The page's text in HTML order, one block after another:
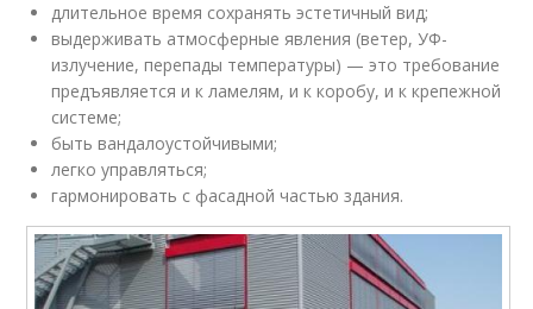
длительное время сохранять эстетичный вид;
выдерживать атмосферные явления (ветер, УФ-
излучение, перепады температуры) — это требование
предъявляется и к ламелям, и к коробу, и к крепежной
системе;
быть вандалоустойчивыми;
легко управляться;
гармонировать с фасадной частью здания.